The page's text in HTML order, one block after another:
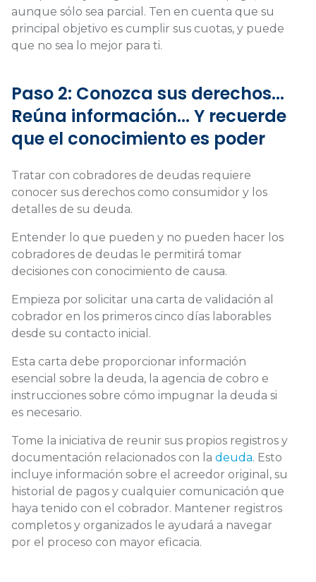
aunque sólo sea parcial. Ten en cuenta que su
principal objetivo es cumplir sus cuotas, y puede
que no sea lo mejor para ti.
Paso 2: Conozca sus derechos...
Reúna información... Y recuerde
que el conocimiento es poder
Tratar con cobradores de deudas requiere
conocer sus derechos como consumidor y los
detalles de su deuda.
Entender lo que pueden y no pueden hacer los
cobradores de deudas le permitirá tomar
decisiones con conocimiento de causa.
Empieza por solicitar una carta de validación al
cobrador en los primeros cinco días laborables
desde su contacto inicial.
Esta carta debe proporcionar información
esencial sobre la deuda, la agencia de cobro e
instrucciones sobre cómo impugnar la deuda si
es necesario.
Tome la iniciativa de reunir sus propios registros y
documentación relacionados con la deuda. Esto
incluye información sobre el acreedor original, su
historial de pagos y cualquier comunicación que
haya tenido con el cobrador. Mantener registros
completos y organizados le ayudará a navegar
por el proceso con mayor eficacia.